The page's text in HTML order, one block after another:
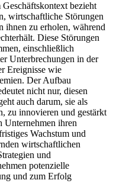
bezieht
wirtschaftliche Störungen
ihnen zu erholen, während
Diese Störungen
einschließlich
Unterbrechungen in der
Ereignisse wie
Der Aufbau
nicht nur, diesen
auch darum, sie als
zu innovieren und gestärkt
Unternehmen ihren
Wachstum und
wirtschaftlichen
und
potenzielle
und zum Erfolg